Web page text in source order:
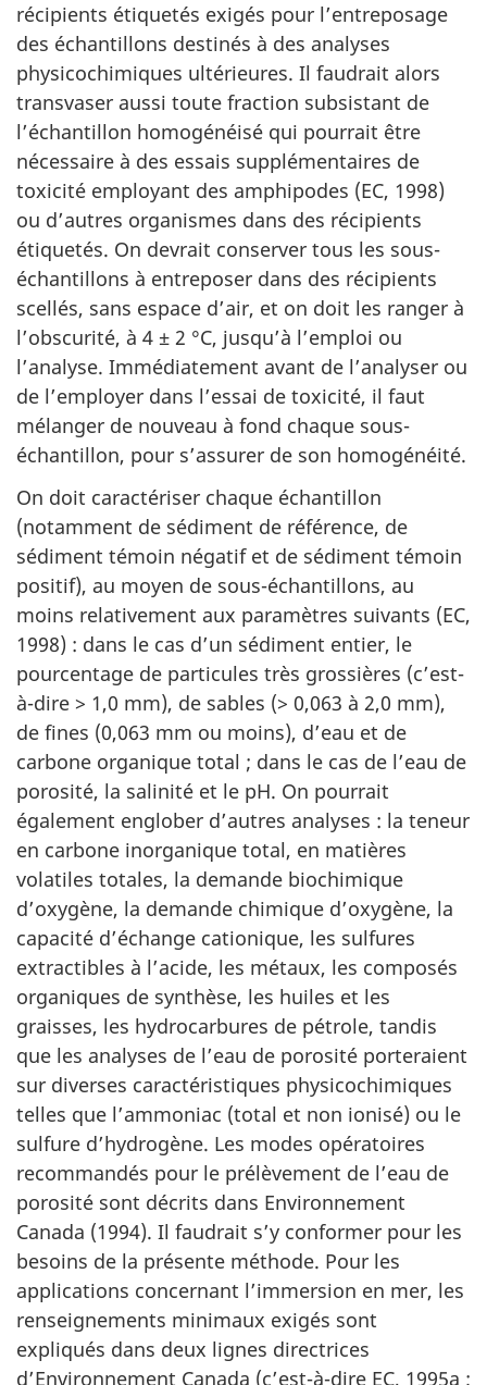
récipients étiquetés exigés pour l’entreposage
des échantillons destinés à des analyses
physicochimiques ultérieures. Il faudrait alors
transvaser aussi toute fraction subsistant de
l’échantillon homogénéisé qui pourrait être
nécessaire à des essais supplémentaires de
toxicité employant des amphipodes (EC, 1998)
ou d’autres organismes dans des récipients
étiquetés. On devrait conserver tous les sous-
échantillons à entreposer dans des récipients
scellés, sans espace d’air, et on doit les ranger à
l’obscurité, à 4 ± 2 °C, jusqu’à l’emploi ou
l’analyse. Immédiatement avant de l’analyser ou
de l’employer dans l’essai de toxicité, il faut
mélanger de nouveau à fond chaque sous-
échantillon, pour s’assurer de son homogénéité.
On doit caractériser chaque échantillon
(notamment de sédiment de référence, de
sédiment témoin négatif et de sédiment témoin
positif), au moyen de sous-échantillons, au
moins relativement aux paramètres suivants (EC,
1998) : dans le cas d’un sédiment entier, le
pourcentage de particules très grossières (c’est-
à-dire > 1,0 mm), de sables (> 0,063 à 2,0 mm),
de fines (0,063 mm ou moins), d’eau et de
carbone organique total ; dans le cas de l’eau de
porosité, la salinité et le pH. On pourrait
également englober d’autres analyses : la teneur
en carbone inorganique total, en matières
volatiles totales, la demande biochimique
d’oxygène, la demande chimique d’oxygène, la
capacité d’échange cationique, les sulfures
extractibles à l’acide, les métaux, les composés
organiques de synthèse, les huiles et les
graisses, les hydrocarbures de pétrole, tandis
que les analyses de l’eau de porosité porteraient
sur diverses caractéristiques physicochimiques
telles que l’ammoniac (total et non ionisé) ou le
sulfure d’hydrogène. Les modes opératoires
recommandés pour le prélèvement de l’eau de
porosité sont décrits dans Environnement
Canada (1994). Il faudrait s’y conformer pour les
besoins de la présente méthode. Pour les
applications concernant l’immersion en mer, les
renseignements minimaux exigés sont
expliqués dans deux lignes directrices
d’Environnement Canada (c’est-à-dire EC, 1995a ;